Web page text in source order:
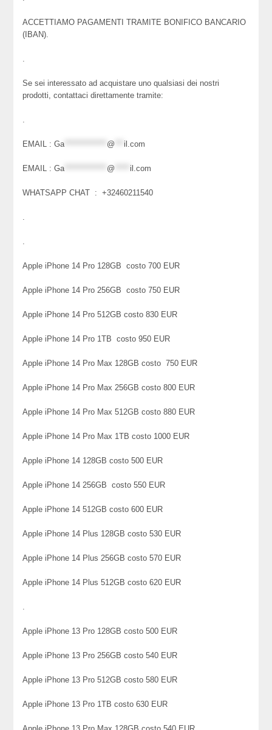
ACCETTIAMO PAGAMENTI TRAMITE BONIFICO BANCARIO
(IBAN).
Se sei interessato ad acquistare uno qualsiasi dei nostri
prodotti, contattaci direttamente tramite:
EMAIL :Ga @ il.com
EMAIL :Ga @ il.com
WHATSAPP CHAT : +32460211540
Apple iPhone 14 Pro 128GB costo 700 EUR
Apple iPhone 14 Pro 256GB costo 750 EUR
Apple iPhone 14 Pro 512GB costo 830 EUR
Apple iPhone 14 Pro 1TB costo 950 EUR
Apple iPhone 14 Pro Max 128GB costo 750 EUR
Apple iPhone 14 Pro Max 256GB costo 800 EUR
Apple iPhone 14 Pro Max 512GB costo 880 EUR
Apple iPhone 14 Pro Max 1TB costo 1000 EUR
Apple iPhone 14 128GB costo 500 EUR
Apple iPhone 14 256GB costo 550 EUR
Apple iPhone 14 512GB costo 600 EUR
Apple iPhone 14 Plus 128GB costo 530 EUR
Apple iPhone 14 Plus 256GB costo 570 EUR
Apple iPhone 14 Plus 512GB costo 620 EUR
Apple iPhone 13 Pro 128GB costo 500 EUR
Apple iPhone 13 Pro 256GB costo 540 EUR
Apple iPhone 13 Pro 512GB costo 580 EUR
Apple iPhone 13 Pro 1TB costo 630 EUR